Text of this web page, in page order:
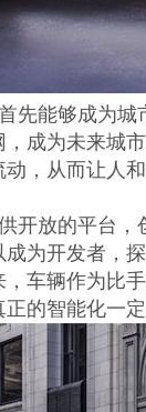
先能够成为
成为未来城
，从而让人
开放的平台，
为开发者，
车辆作为比
的智能化一